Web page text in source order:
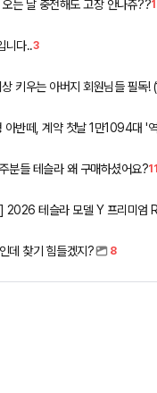
는 날 충전해도 고장 안나쥬??1
니다..3
분들 테슬라 왜 구매하셨어요?11
데 찾기 힘들겠지? 8